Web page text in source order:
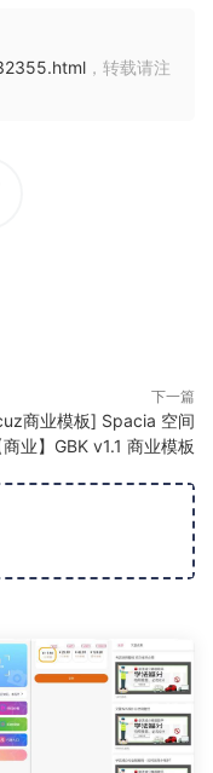
，转载请注
下一篇
商业模板] Spacia 空间
商业】GBK v1.1 商业模板